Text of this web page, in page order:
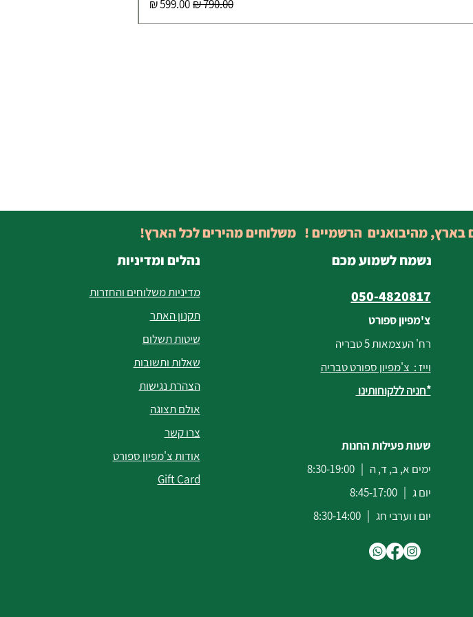
מחיר רגילמחיר מבצע
נהלים ומדיניות
מדיניות משלוחים והחזרות
תקנון האתר
שיטות תשלום
שאלות ותשובות
הצהרת נגישות
אולם תצוגה
צרו קשר
אודות צ'מפיון ספורט
Gift Card
נשמח לשמוע מכם
050-4820817
צ'מפיון ספורט
רח' העצמאות 5 טבריה
וייז : צ'מפיון ספורט טבריה
*חניה ללקוחותינו
שעות פעילות החנות
ימים א, ב, ד, ה | 8:30-19:00
יום ג | 8:45-17:00
יום ו וערבי חג | 8:30-14:00
בארץ, מהיבואנים הרשמיים ! משלוחים מהירים לכל הארץ!